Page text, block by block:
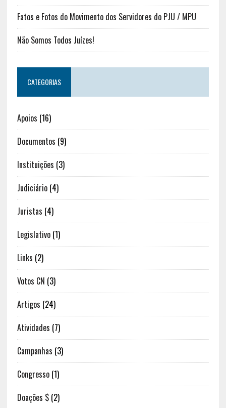
Fatos e Fotos do Movimento dos Servidores do PJU / MPU
Não Somos Todos Juízes!
CATEGORIAS
Apoios (16)
Documentos (9)
Instituições (3)
Judiciário(4)
Juristas (4)
Legislativo(1)
Links (2)
Votos CN (3)
Artigos (24)
Atividades (7)
Campanhas (3)
Congresso(1)
Doações $(2)